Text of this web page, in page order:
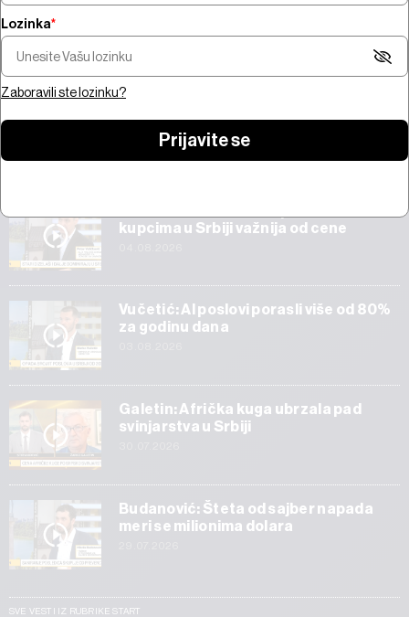
Pregled nedelje - pregovori na
prvi rezultati SpaceX-a
Šta pokreće
bitcoina od 100
jačanje zlata i AI
Start
kupcima u Srbiji važnija od cene
Vučetić: AI poslovi porasli više od 80%
za godinu dana
Galetin: Afrička kuga ubrzala pad
svinjarstva u Srbiji
Budanović: Šteta od sajber napada
meri se milionima dolara
SVE VESTI IZ RUBRIKE START
Lozinka*
Zaboravili ste lozinku?
Prijavite se